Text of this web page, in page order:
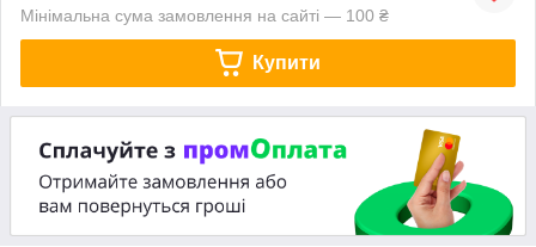
Мінімальна сума замовлення на сайті — 100 ₴
Купити